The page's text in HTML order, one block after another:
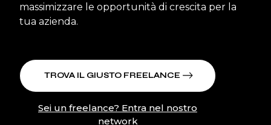
massimizzare le opportunità di crescita per la
tua azienda.
TROVA IL GIUSTO FREELANCE
Sei un freelance? Entra nel nostro
network